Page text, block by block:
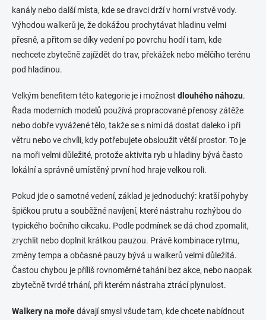
kanály nebo další místa, kde se dravci drží v horní vrstvě vody.
Výhodou walkerů je, že dokážou prochytávat hladinu velmi
přesně, a přitom se díky vedení po povrchu hodí i tam, kde
nechcete zbytečně zajíždět do trav, překážek nebo mělčího terénu
pod hladinou.
Velkým benefitem této kategorie je i možnost dlouhého náhozu.
Řada moderních modelů používá propracované přenosy zátěže
nebo dobře vyvážené tělo, takže se s nimi dá dostat daleko i při
větru nebo ve chvíli, kdy potřebujete obsloužit větší prostor. To je
na moři velmi důležité, protože aktivita ryb u hladiny bývá často
lokální a správně umístěný první hod hraje velkou roli.
Pokud jde o samotné vedení, základ je jednoduchý: kratší pohyby
špičkou prutu a souběžné navíjení, které nástrahu rozhýbou do
typického bočního cikcaku. Podle podmínek se dá chod zpomalit,
zrychlit nebo doplnit krátkou pauzou. Právě kombinace rytmu,
změny tempa a občasné pauzy bývá u walkerů velmi důležitá.
Častou chybou je příliš rovnoměrné tahání bez akce, nebo naopak
zbytečně tvrdé trhání, při kterém nástraha ztrácí plynulost.
Walkery na moředávají smysl všude tam, kde chcete nabídnout